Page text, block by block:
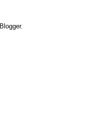
Blogger.